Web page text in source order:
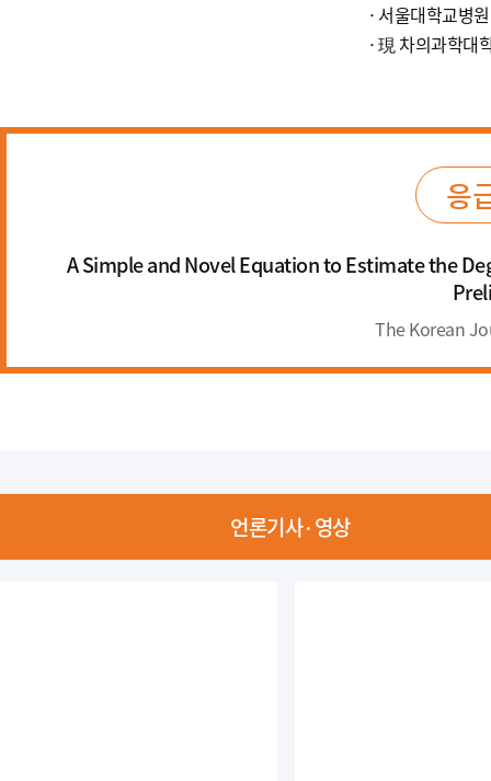
서울대학교병
現 차의과학대
응
A Simple and Novel Equation to Estimate the
The Korean
언론기사·영상